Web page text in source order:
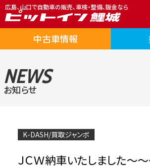
広島、山口で自動車の販売、車検・整備、鈑金なら
中古車情報
NEWS
お知らせ
K-DASH/買取ジャンボ
ＪＣＷ納車いたしました～